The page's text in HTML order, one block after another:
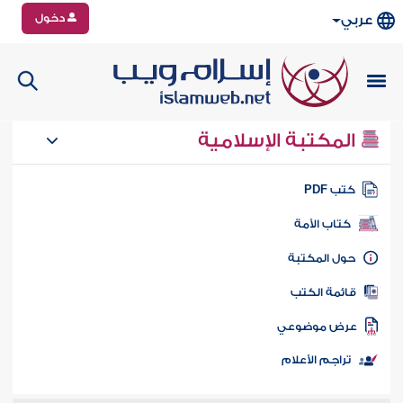
عربي دخول
المكتبة الإسلامية
كتب PDF
كتاب الأمة
المكتبة
الكتب
موضوعي